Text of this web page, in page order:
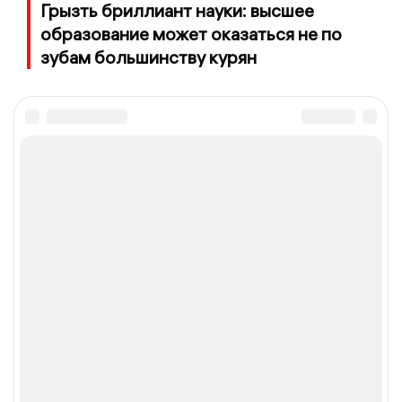
Грызть бриллиант науки: высшее
образование может оказаться не по
зубам большинству курян